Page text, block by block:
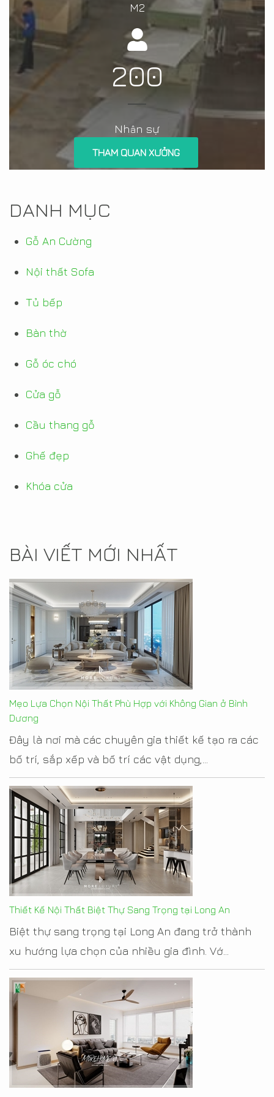
M2
200
Nhân sự
THAM QUAN XƯỞNG
DANH MỤC
Gỗ An Cường
Nội thất Sofa
Tủ bếp
Bàn thờ
Gỗ óc chó
Cửa gỗ
Cầu thang gỗ
Ghế đẹp
Khóa cửa
BÀI VIẾT MỚI NHẤT
Mẹo Lựa Chọn Nội Thất Phù Hợp với Không Gian ở Bình
Dương
Đây là nơi mà các chuyên gia thiết kế tạo ra các
bố trí, sắp xếp và bố trí các vật dụng,...
Thiết Kế Nội Thất Biệt Thự Sang Trọng tại Long An
Biệt thự sang trọng tại Long An đang trở thành
xu hướng lựa chọn của nhiều gia đình. Vớ...